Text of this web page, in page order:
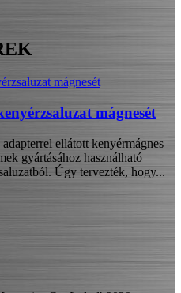
mágnesét
ellátott kenyérmágnes
gyártásához használható
Úgy tervezték, hogy...